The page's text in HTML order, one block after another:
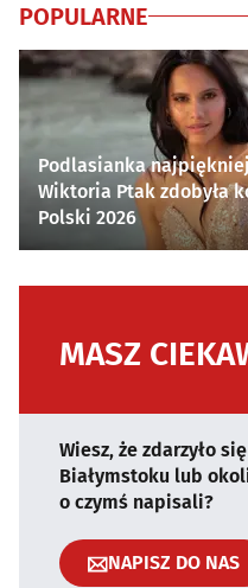
POPULARNE
Podlasianka
Wiktoria Ptak zdobyła
Polski 2026
MASZ
Wiesz, że zdarzyło
Białymstoku lub
o czymś napisali?
NAPISZ DO NAS